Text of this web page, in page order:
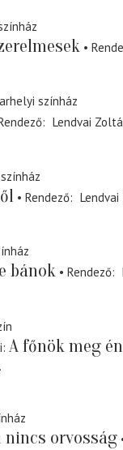
színház
Lendvai
Rendező
bánok Rendező
A főnök meg
nincs orvosság